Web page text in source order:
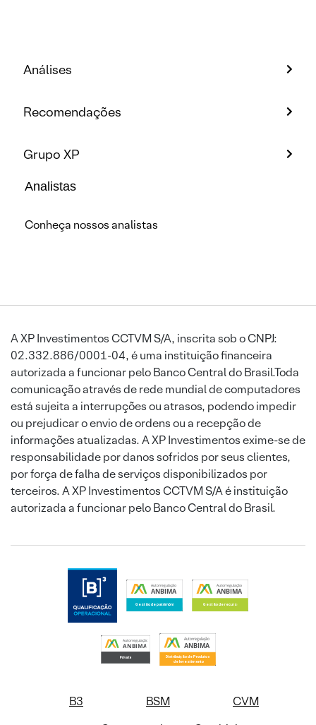
Análises
Recomendações
Grupo XP
Analistas
Conheça nossos analistas
A XP Investimentos CCTVM S/A, inscrita sob o CNPJ:
02.332.886/0001-04, é uma instituição financeira
autorizada a funcionar pelo Banco Central do Brasil.Toda
comunicação através de rede mundial de computadores
está sujeita a interrupções ou atrasos, podendo impedir
ou prejudicar o envio de ordens ou a recepção de
informações atualizadas. A XP Investimentos exime-se de
responsabilidade por danos sofridos por seus clientes,
por força de falha de serviços disponibilizados por
terceiros. A XP Investimentos CCTVM S/A é instituição
autorizada a funcionar pelo Banco Central do Brasil.
B3 BSM
CVM